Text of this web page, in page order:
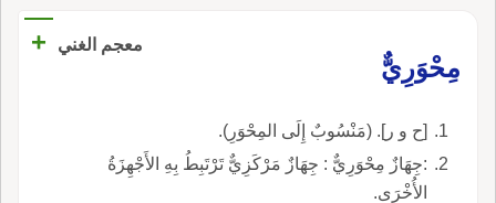
معجم الغني
+
مِحْوَرِيٌّ
[ح و ر]. (مَنْسُوبٌ إِلَى المِحْوَرِ).
:جِهَازٌ مِحْوَرِيٌّ : جِهَازٌ مَرْكَزِيٌّ تَرْتَبِطُ بِهِ الأَجْهِزَةُ
الأُخْرَى.